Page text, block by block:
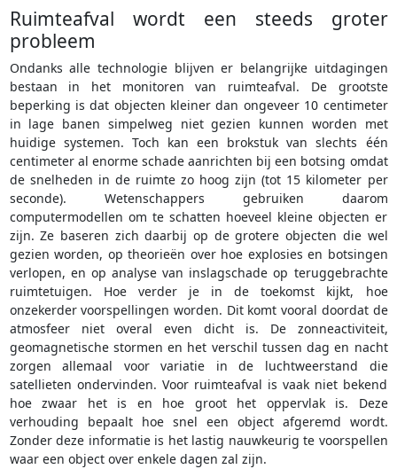
Ruimteafval wordt een steeds groter
probleem
Ondanks alle technologie blijven er belangrijke uitdagingen
bestaan in het monitoren van ruimteafval. De grootste
beperking is dat objecten kleiner dan ongeveer 10 centimeter
in lage banen simpelweg niet gezien kunnen worden met
huidige systemen. Toch kan een brokstuk van slechts één
centimeter al enorme schade aanrichten bij een botsing omdat
de snelheden in de ruimte zo hoog zijn (tot 15 kilometer per
seconde). Wetenschappers gebruiken daarom
computermodellen om te schatten hoeveel kleine objecten er
zijn. Ze baseren zich daarbij op de grotere objecten die wel
gezien worden, op theorieën over hoe explosies en botsingen
verlopen, en op analyse van inslag­schade op teruggebrachte
ruimtetuigen. Hoe verder je in de toekomst kijkt, hoe
onzekerder voorspellingen worden. Dit komt vooral doordat de
atmosfeer niet overal even dicht is. De zonneactiviteit,
geomagnetische stormen en het verschil tussen dag en nacht
zorgen allemaal voor variatie in de luchtweerstand die
satellieten ondervinden. Voor ruimteafval is vaak niet bekend
hoe zwaar het is en hoe groot het oppervlak is. Deze
verhouding bepaalt hoe snel een object afgeremd wordt.
Zonder deze informatie is het lastig nauwkeurig te voorspellen
waar een object over enkele dagen zal zijn.